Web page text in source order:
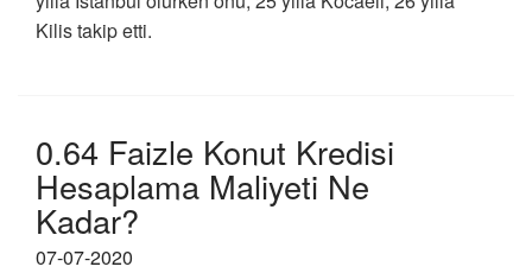
Kilis takip etti.
0.64 Faizle Konut Kredisi
Hesaplama Maliyeti Ne
Kadar?
07-07-2020